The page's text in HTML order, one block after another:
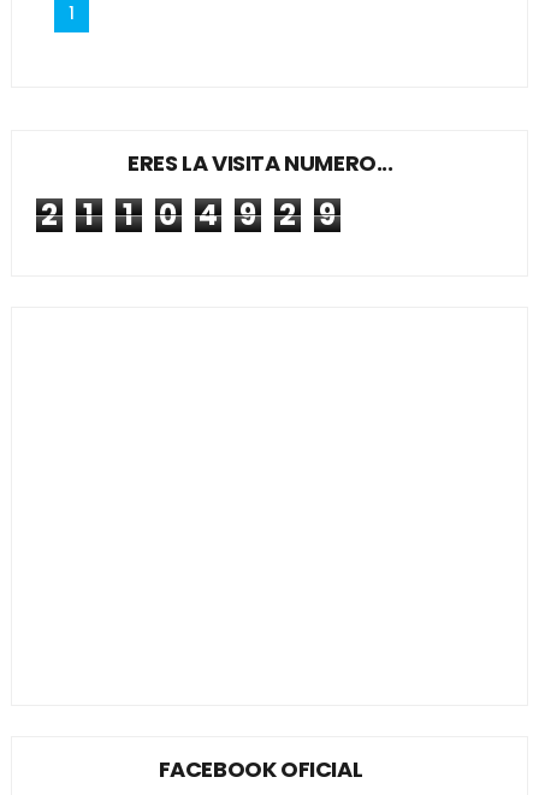
1
ERES LA VISITA NUMERO...
2 1 1 0 4 9 2 9
FACEBOOK OFICIAL